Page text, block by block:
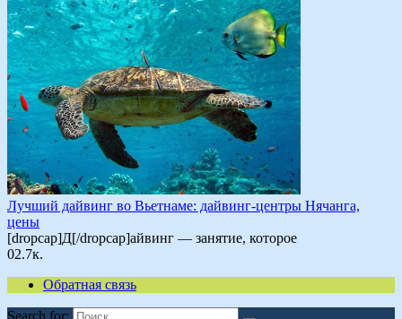
Лучший дайвинг во Вьетнаме: дайвинг-центры Нячанга,
цены
[dropcap]Д[/dropcap]айвинг — занятие, которое
02.7к.
Обратная связь